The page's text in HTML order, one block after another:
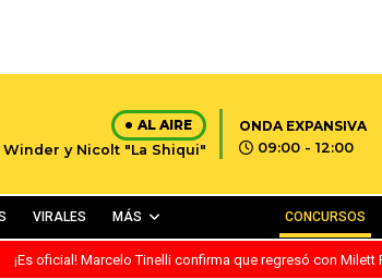
AL AIRE
Winder y Nicolt "La Shiqui"
ONDA EXPANSIVA
09:00 - 12:00
VIRALES MÁS CONCURSOS
¡Es oficial! Marcelo Tinelli confirma que regresó con Milett